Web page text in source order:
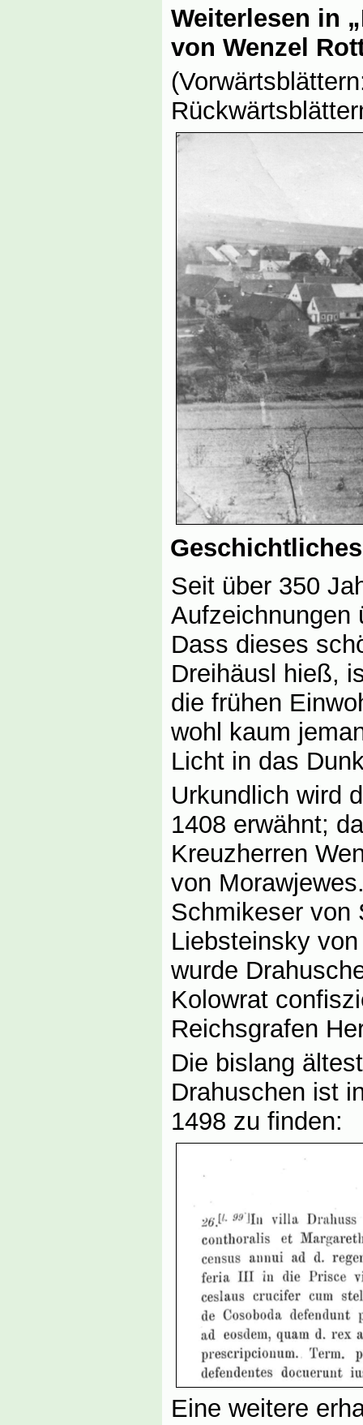
Weiterlesen in
von Wenzel
Seit über 350
Aufzeichnungen
Dass dieses
Dreihäusl hieß,
die frühen
wohl kaum
Licht in das
Urkundlich wird
1408 erwähnt;
Kreuzherren
von
Schmikeser von
Liebsteinsky
wurde
Kolowrat
Reichsgrafen
Die bislang
Drahuschen ist
1498 zu finden:
Eine weitere